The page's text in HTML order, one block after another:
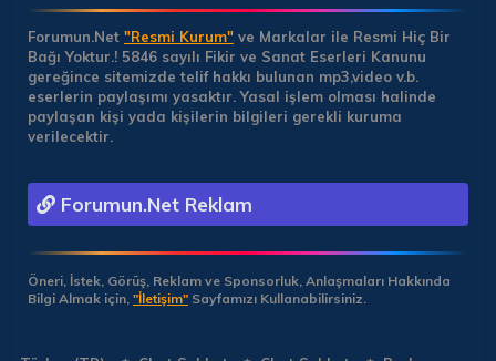
Forumun.Net "Resmi Kurum" ve Markalar ile Resmi Hiç Bir
Bağı Yoktur.! 5846 sayılı Fikir ve Sanat Eserleri Kanunu
gereğince sitemizde telif hakkı bulunan mp3,video v.b.
eserlerin paylaşımı yasaktır. Yasal işlem olması halinde
paylaşan kişi yada kişilerin bilgileri gerekli kuruma
verilecektir.
Forumun.Net Reklam
Öneri, İstek, Görüş, Reklam ve Sponsorluk, Anlaşmaları Hakkında
Bilgi Almak için, "İletişim" Sayfamızı Kullanabilirsiniz.